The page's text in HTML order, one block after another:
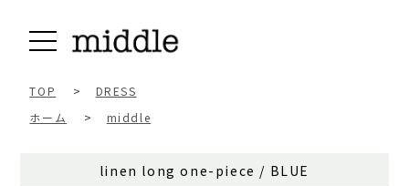
TOP >
DRESS
ホーム
> middle
linen long one-piece / BLUE